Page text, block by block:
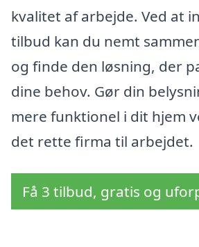
kvalitet af arbejde. Ved at
tilbud kan du nemt
og finde den løsning, der
dine behov. Gør din
mere funktionel i dit hjem
det rette firma til arbejdet.
Få 3 tilbud, gratis og